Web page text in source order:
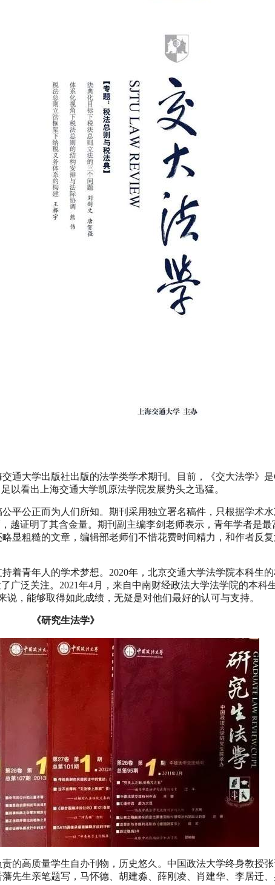
通大学出版社出版的法学类学术期刊。目前，《交大法学》
以看出上海交通大学凯原法学院发展势头之迅猛。
平公正而为人们所知。期刊采用独立署名稿件，只根据学术
越证明了其含金量。期刊副主编李剑老师表示，青年学者是
显粗糙的文章，编辑部老师们不惜花费时间精力，和作者反
着青年人的学术梦想。2020年，北京交通大学法学院本科生
广泛关注。2021年4月，来自中南财经政法大学法学院的本
，能够取得如此成绩，无疑是对他们最好的认可与支持。
《研究生法学》
的高质量学生自办刊物，历史悠久。中国政法大学终身教授
生亲笔题写，马怀德、胡建淼、薛刚凌、肖建华、李居迁